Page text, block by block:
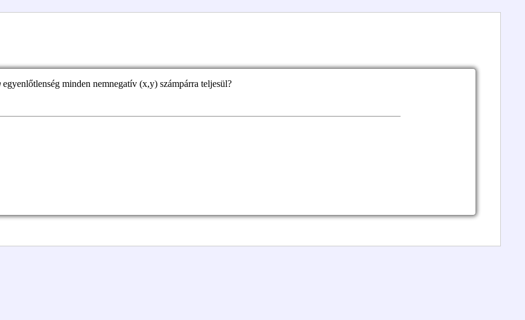
egyenlőtlenség minden nemnegatív (x,y) számpárra teljesül?